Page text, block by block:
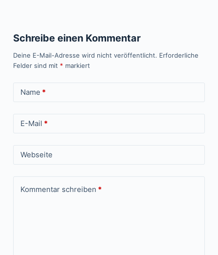
Schreibe einen Kommentar
Deine E-Mail-Adresse wird nicht veröffentlicht. Erforderliche
Felder sind mit * markiert
Name *
E-Mail *
Webseite
Kommentar schreiben *